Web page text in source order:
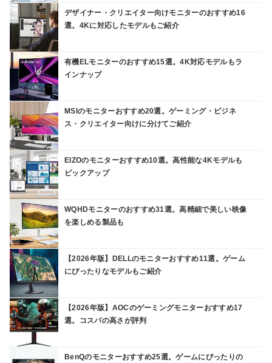
デザイナー・クリエイター向けモニターのおすすめ16
選。4Kに対応したモデルもご紹介
有機ELモニターのおすすめ15選。4K対応モデルもラ
インナップ
MSIのモニターおすすめ20選。ゲーミング・ビジネ
ス・クリエイター向けに分けてご紹介
EIZOのモニターおすすめ10選。高性能な4Kモデルも
ピックアップ
WQHDモニターのおすすめ31選。高精細で美しい映像
を楽しめる製品も
【2026年版】DELLのモニターおすすめ11選。ゲーム
にぴったりなモデルもご紹介
【2026年版】AOCのゲーミングモニターおすすめ17
選。コスパの高さが評判
BenQのモニターおすすめ25選。ゲームにぴったりの